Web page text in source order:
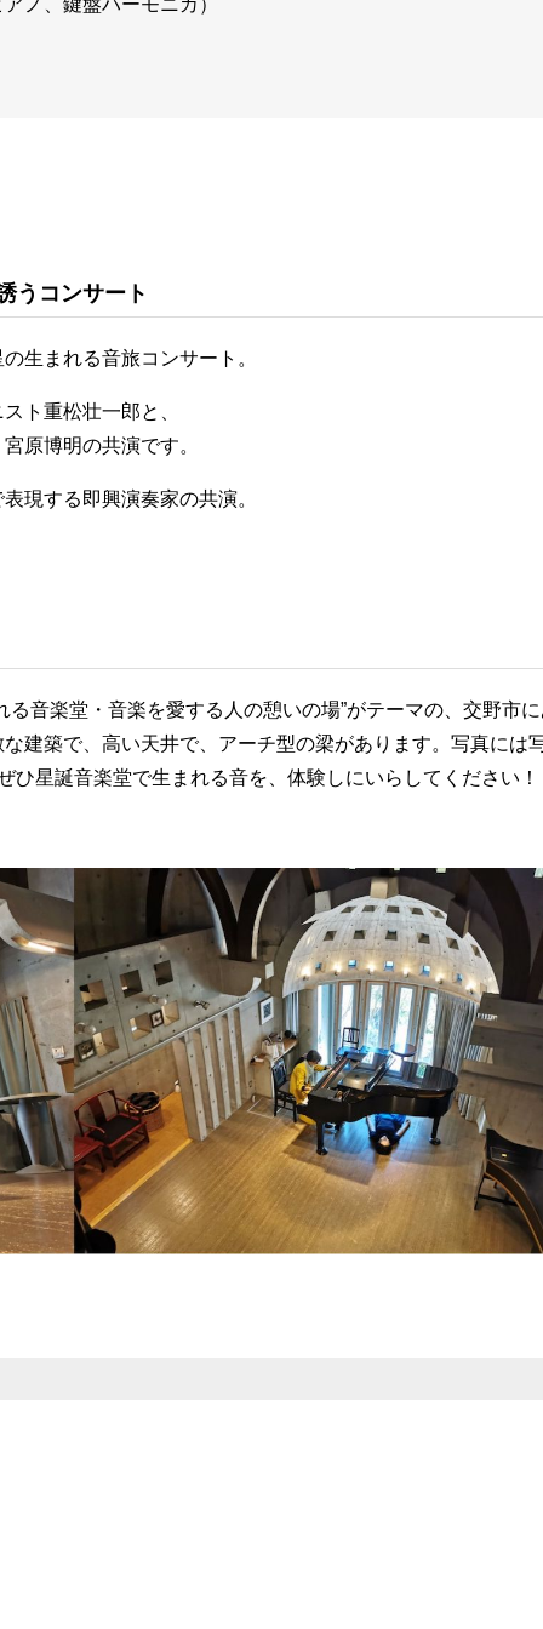
ノ、鍵盤ハーモニカ）
うコンサート
生まれる音旅コンサート。
ト重松壮一郎と、
原博明の共演です。
現する即興演奏家の共演。
る音楽堂・音楽を愛する人の憩いの場”がテーマの、交野市
建築で、高い天井で、アーチ型の梁があります。写真には
星誕音楽堂で生まれる音を、体験しにいらしてください！